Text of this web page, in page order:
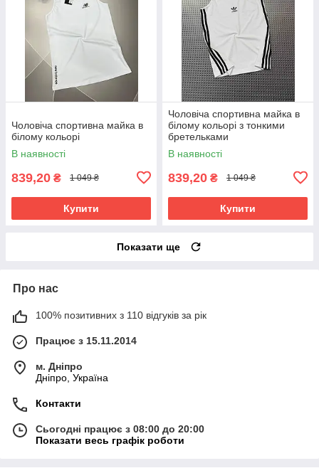
Чоловіча спортивна майка в
білому кольорі
В наявності
839,20 ₴ 1 049 ₴
Купити
Чоловіча спортивна майка в
білому кольорі з тонкими
бретельками
В наявності
839,20 ₴ 1 049 ₴
Купити
Показати ще
Про нас
100% позитивних з 110 відгуків за рік
Працює з 15.11.2014
м. Дніпро
Дніпро, Україна
Контакти
Сьогодні працює з 08:00 до 20:00
Показати весь графік роботи